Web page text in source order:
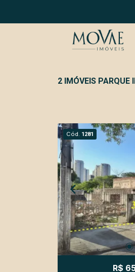
2 IMÓVEIS PARQUE
Cód. 1281
R$